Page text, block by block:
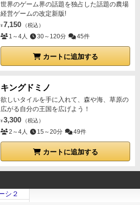
世界のゲーム界の話題を独占した話題の農場
経営ゲームの改定新版!
¥ 7,150 （税込）
1～4人 30～120分 45件
カートに追加する
キングドミノ
欲しいタイルを手に入れて、森や海、草原の
広がる自分の王国を広げよう！
¥ 3,300 （税込）
2～4人 15～20分 49件
カートに追加する